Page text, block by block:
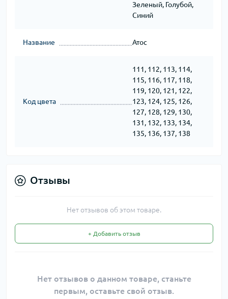
Зеленый, Голубой,
Синий
Название Атос
Код цвета
111, 112, 113, 114,
115, 116, 117, 118,
119, 120, 121, 122,
123, 124, 125, 126,
127, 128, 129, 130,
131, 132, 133, 134,
135, 136, 137, 138
Отзывы
Нет отзывов об этом товаре.
+ Добавить отзыв
Нет отзывов о данном товаре, станьте
первым, оставьте свой отзыв.